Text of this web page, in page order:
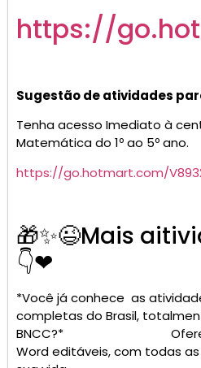
Você sabia que existe um
parece mágica?
Corre pra ver:
CLIQUE AQUI 👇
https://go.hotmart.com/
3º ano
Atividades completas para
Acesse agora o link 👇
https://go.hotmart.com/
*Atividades incríveis em PDF
pronto para imprimir e usar*
👇
https://go.hotmart.com/